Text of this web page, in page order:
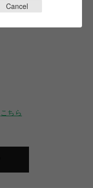
こちら
Cancel